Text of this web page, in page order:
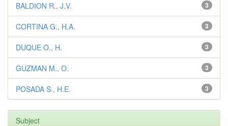
3
BALDION R., J.V.
3
CORTINA G., H.A.
3
DUQUE O., H.
3
GUZMAN M., O.
3
POSADA S., H.E.
Subject